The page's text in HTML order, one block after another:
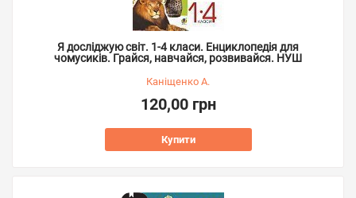
Я досліджую світ. 1-4 класи. Енциклопедія для
чомусиків. Грайся, навчайся, розвивайся. НУШ
Каніщенко А.
120,00 грн
Купити